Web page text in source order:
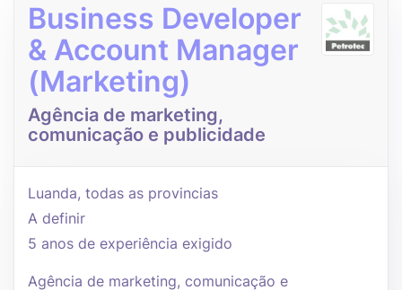
Business Developer
& Account Manager
(Marketing)
Agência de marketing,
comunicação e publicidade
Luanda, todas as provincias
A definir
5 anos de experiência exigido
Agência de marketing, comunicação e